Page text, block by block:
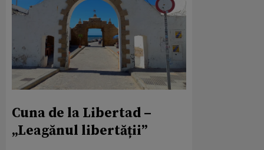
Cuna de la Libertad –
„Leagănul libertății”